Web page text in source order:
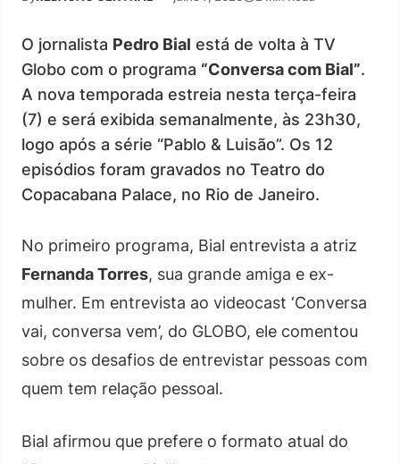
O jornalista Pedro Bial está de volta à TV
Globo com o programa “Conversa com Bial”.
A nova temporada estreia nesta terça-feira
(7) e será exibida semanalmente, às 23h30,
logo após a série “Pablo & Luisão”. Os 12
episódios foram gravados no Teatro do
Copacabana Palace, no Rio de Janeiro.
No primeiro programa, Bial entrevista a atriz
Fernanda Torres, sua grande amiga e ex-
mulher. Em entrevista ao videocast ‘Conversa
vai, conversa vem’, do GLOBO, ele comentou
sobre os desafios de entrevistar pessoas com
quem tem relação pessoal.
Bial afirmou que prefere o formato atual do